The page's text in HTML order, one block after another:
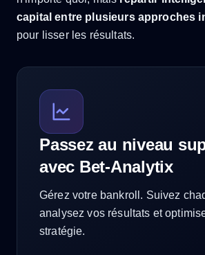
capital entre plusieurs approches
pour lisser les résultats.
Passez au niveau
avec Bet-Analytix
Gérez votre bankroll. Suivez
analysez vos résultats et
stratégie.